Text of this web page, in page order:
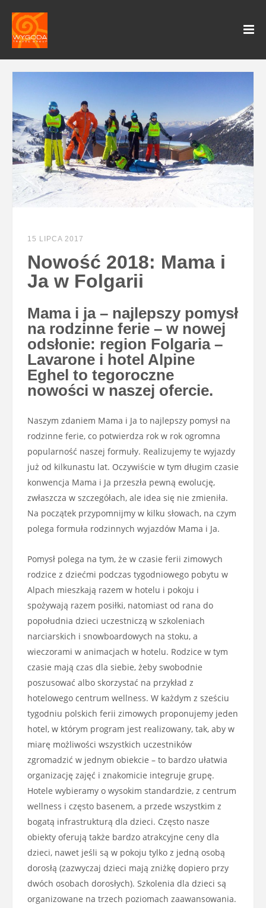
15 LIPCA 2017
Nowość 2018: Mama i
Ja w Folgarii
Mama i ja – najlepszy pomysł
na rodzinne ferie – w nowej
odsłonie: region Folgaria –
Lavarone i hotel Alpine
Eghel to tegoroczne
nowości w naszej ofercie.
Naszym zdaniem Mama i Ja to najlepszy pomysł na
rodzinne ferie, co potwierdza rok w rok ogromna
popularność naszej formuły. Realizujemy te wyjazdy
już od kilkunastu lat. Oczywiście w tym długim czasie
konwencja Mama i Ja przeszła pewną ewolucję,
zwłaszcza w szczegółach, ale idea się nie zmieniła.
Na początek przypomnijmy w kilku słowach, na czym
polega formuła rodzinnych wyjazdów Mama i Ja.
Pomysł polega na tym, że w czasie ferii zimowych
rodzice z dziećmi podczas tygodniowego pobytu w
Alpach mieszkają razem w hotelu i pokoju i
spożywają razem posiłki, natomiast od rana do
popołudnia dzieci uczestniczą w szkoleniach
narciarskich i snowboardowych na stoku, a
wieczorami w animacjach w hotelu. Rodzice w tym
czasie mają czas dla siebie, żeby swobodnie
poszusować albo skorzystać na przykład z
hotelowego centrum wellness. W każdym z sześciu
tygodniu polskich ferii zimowych proponujemy jeden
hotel, w którym program jest realizowany, tak, aby w
miarę możliwości wszystkich uczestników
zgromadzić w jednym obiekcie – to bardzo ułatwia
organizację zajęć i znakomicie integruje grupę.
Hotele wybieramy o wysokim standardzie, z centrum
wellness i często basenem, a przede wszystkim z
bogatą infrastrukturą dla dzieci. Często nasze
obiekty oferują także bardzo atrakcyjne ceny dla
dzieci, nawet jeśli są w pokoju tylko z jedną osobą
dorosłą (zazwyczaj dzieci mają zniżkę dopiero przy
dwóch osobach dorosłych). Szkolenia dla dzieci są
organizowane na trzech poziomach zaawansowania.